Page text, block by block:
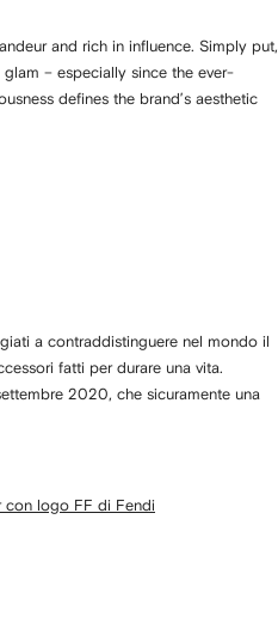
and rich in influence. Simply put,
glam – especially since the ever-
defines the brand’s aesthetic
a contraddistinguere nel mondo il
fatti per durare una vita.
2020, che sicuramente una
con logo FF di Fendi